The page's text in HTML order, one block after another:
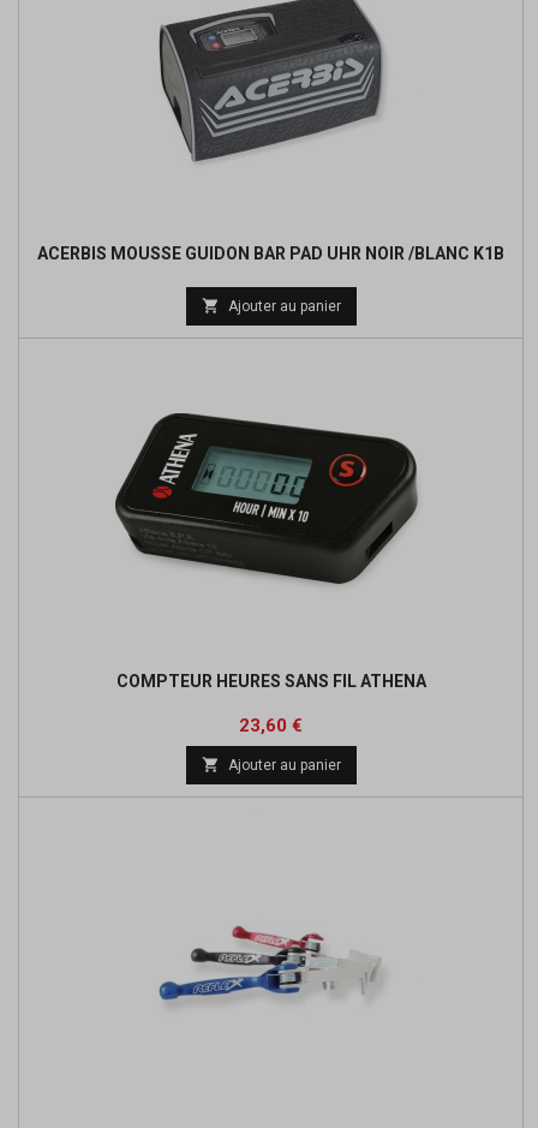
ACERBIS MOUSSE GUIDON BAR PAD UHR NOIR /BLANC K1B
de
 Ajouter au panier
COMPTEUR HEURES SANS FIL ATHENA
Prix
23,60 €
base
 Ajouter au panier